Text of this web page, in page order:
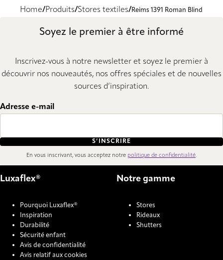
Home Produits Stores textiles Reims 1391 Roman Blind
Soyez le premier à être informé
Inscrivez-vous à notre newsletter et soyez le premier à
découvrir nos nouveautés, nos offres spéciales et de nouvelles
sources d’inspiration.
Adresse e-mail
S’INSCRIRE
En vous inscrivant, vous acceptez notre politique de confidentialité.
Luxaflex®
Pourquoi Luxaflex®
Inspiration
Durabilité
Sécurité enfant
Avis de confidentialité
Avis relatif aux cookies
Notre gamme
Stores
Rideaux
Shutters